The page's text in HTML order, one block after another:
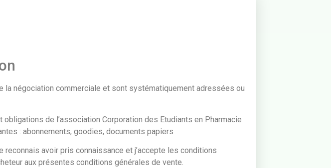
négociation commerciale et sont systématiquement adressées ou
de l’association Corporation des Etudiants en Pharmacie
: abonnements, goodies, documents papiers
avoir pris connaissance et j’accepte les conditions
aux présentes conditions générales de vente.